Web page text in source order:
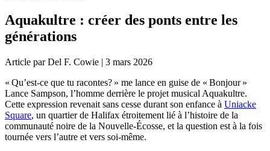
Aquakultre : créer des ponts entre les
générations
Article par Del F. Cowie | 3 mars 2026
« Qu’est-ce que tu racontes? » me lance en guise de « Bonjour »
Lance Sampson, l’homme derrière le projet musical Aquakultre.
Cette expression revenait sans cesse durant son enfance à Uniacke
Square, un quartier de Halifax étroitement lié à l’histoire de la
communauté noire de la Nouvelle-Écosse, et la question est à la fois
tournée vers l’autre et vers soi-même.